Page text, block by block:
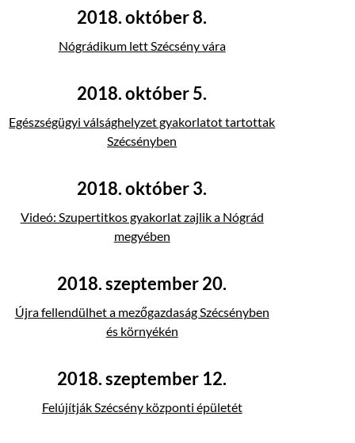
2018. október 8.
Nógrádikum lett Szécsény vára
2018. október 5.
Egészségügyi válsághelyzet gyakorlatot tartottak
Szécsényben
2018. október 3.
Videó: Szupertitkos gyakorlat zajlik a Nógrád
megyében
2018. szeptember 20.
Újra fellendülhet a mezőgazdaság Szécsényben
és környékén
2018. szeptember 12.
Felújítják Szécsény központi épületét